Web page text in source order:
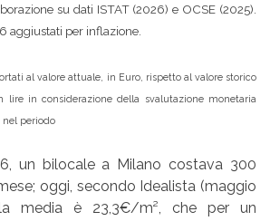
su dati ISTAT (2026) e OCSE (2025).
aggiustati per inflazione.
al valore attuale, in Euro, rispetto al valore storico
lire in considerazione della svalutazione monetaria
periodo
un bilocale a Milano costava 300
oggi, secondo Idealista (maggio
media è 23,3€/m², che per un